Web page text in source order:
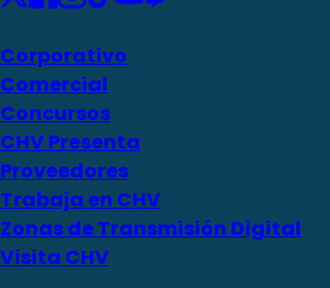
Corporativo
Comercial
Concursos
CHV Presenta
Proveedores
Trabaja en CHV
Zonas de Transmisión Digital
Visita CHV